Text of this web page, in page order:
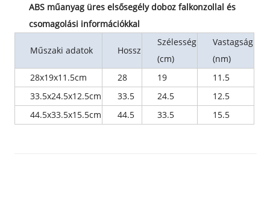
ABS műanyag üres elsősegély doboz falkonzollal és
csomagolási információkkal
Műszaki adatok Hossz
Szélesség
(cm)
Vastagság
(nm)
28x19x11.5cm
28 19
11.5
33.5x24.5x12.5cm
33.5 24.5
12.5
44.5x33.5x15.5cm
44.5 33.5 15.5